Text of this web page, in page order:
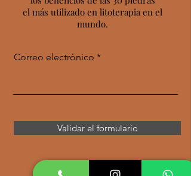
el más utilizado en litoterapia en el
mundo.
Correo electrónico
Validar el formulario